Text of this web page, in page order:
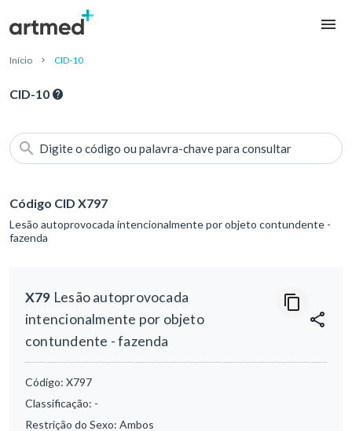
Início CID-10
CID-10
Digite o código ou palavra-chave para consultar
Código CID X797
Lesão autoprovocada intencionalmente por objeto contundente -
fazenda
X79 Lesão autoprovocada
intencionalmente por objeto
contundente - fazenda
Código: X797
Classificação: -
Restrição do Sexo: Ambos